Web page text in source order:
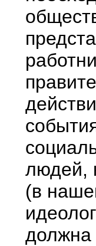
людей,
(в
должна